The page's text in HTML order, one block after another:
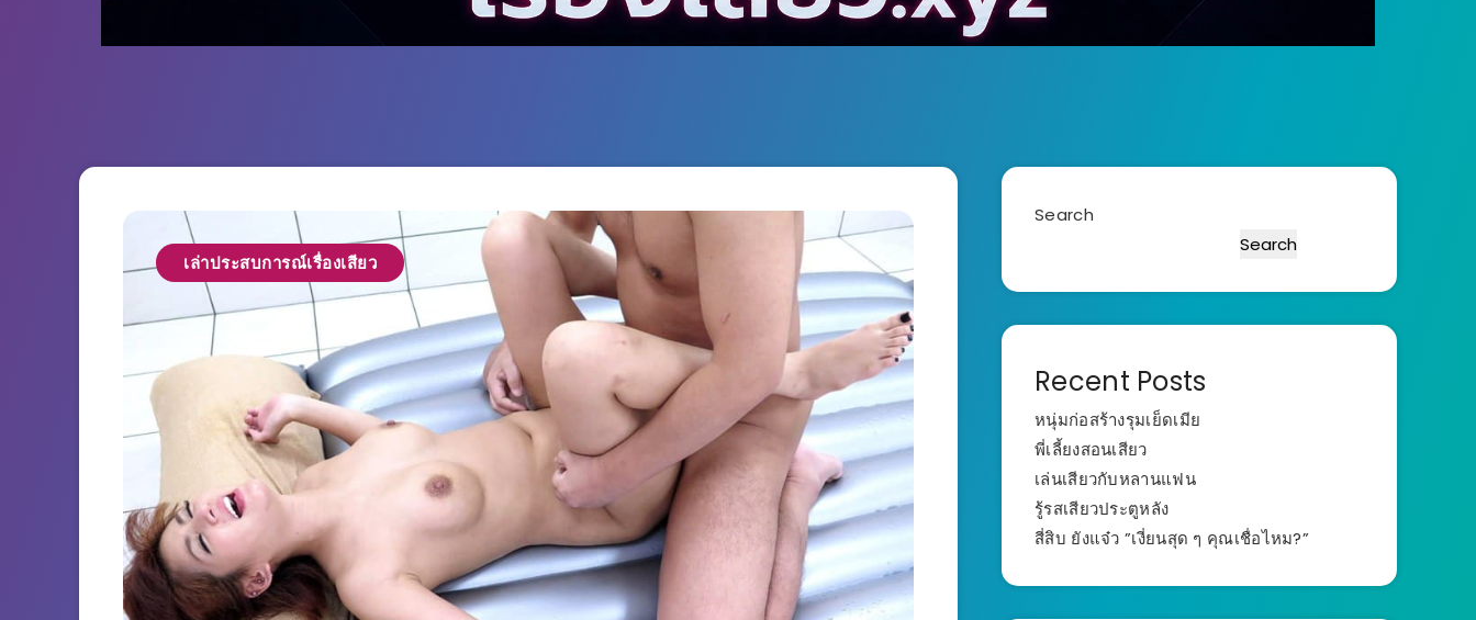
เล่าประสบการณ์เรื่องเสียว
Search
Search
Recent Posts
หนุ่มก่อสร้างรุมเย็ดเมีย
พี่เลี้ยงสอนเสียว
เล่นเสียวกับหลานแฟน
รู้รสเสียวประตูหลัง
สี่สิบ ยังแจ๋ว ”เงี่ยนสุด ๆ คุณเชื่อไหม?”